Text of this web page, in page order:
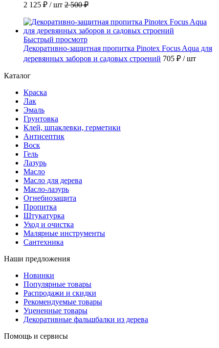
2 125 ₽ / шт 2 500 ₽
Быстрый просмотр
Декоративно-защитная пропитка Pinotex Focus Aqua для
деревянных заборов и садовых строений 705 ₽ / шт
Каталог
Краска
Лак
Эмаль
Грунтовка
Клей, шпаклевки, герметики
Антисептик
Воск
Гель
Лазурь
Масло
Масло для дерева
Масло-лазурь
Огнебиозащита
Пропитка
Штукатурка
Уход и очистка
Малярные инструменты
Сантехника
Наши предложения
Новинки
Популярные товары
Распродажи и скидки
Рекомендуемые товары
Уцененные товары
Декоративные фальшбалки из дерева
Помощь и сервисы